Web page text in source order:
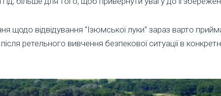
щодо відвідування "Ізюмської луки" зараз варто
ретельного вивчення безпекової ситуації в